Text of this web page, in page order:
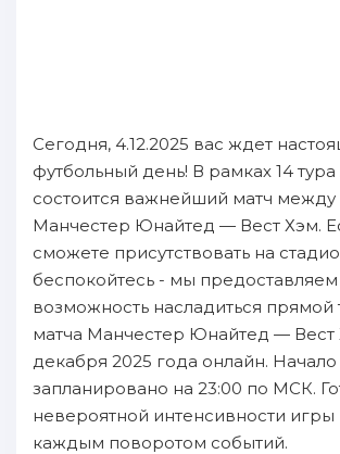
Сегодня, 4.12.2025 вас ждет
футбольный день! В рамках 14
состоится важнейший матч между
Манчестер Юнайтед — Вест Хэм.
сможете присутствовать на
беспокойтесь - мы предоставляем
возможность насладиться прямой
матча Манчестер Юнайтед — Вест
декабря 2025 года онлайн.
запланировано на 23:00 по МСК.
невероятной интенсивности игры
каждым поворотом событий.